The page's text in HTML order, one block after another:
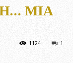
ΜΙΑ
1
1124